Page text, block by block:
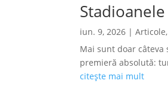
iun. 9, 2026 |Articole,
Mai sunt doar
premieră absolută:
citește mai mult